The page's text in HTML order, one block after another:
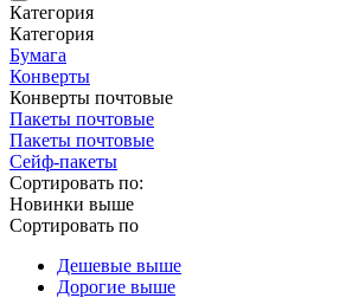
Категория
Категория
Бумага
Конверты
Конверты почтовые
Пакеты почтовые
Пакеты почтовые
Сейф-пакеты
Сортировать по:
Новинки выше
Сортировать по
Дешевые выше
Дорогие выше